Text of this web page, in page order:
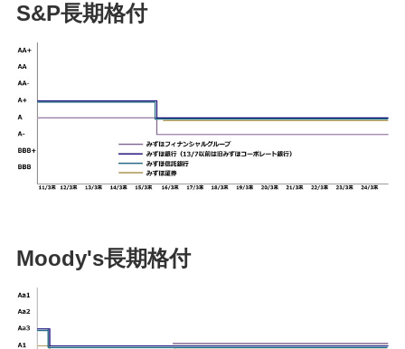
S&P長期格付
Moody's長期格付